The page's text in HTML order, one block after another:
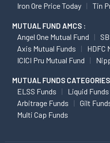
Iron Ore Price Today
Tin
MUTUAL FUND AMCS :
Angel One Mutual Fund
Axis Mutual Funds
HDFC
ICICI Pru Mutual Fund
MUTUAL FUNDS
ELSS Funds Liquid Funds
Arbitrage Funds
Gilt
Multi Cap Funds